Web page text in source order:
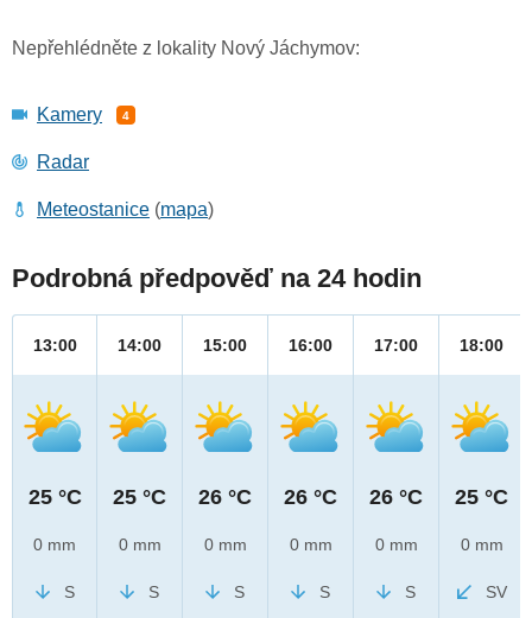
Nepřehlédněte z lokality Nový Jáchymov:
Kamery 4
Radar
Meteostanice (mapa)
Podrobná předpověď na 24 hodin
13:00
25 °C
0 mm
S
14:00
25 °C
0 mm
S
15:00
26 °C
0 mm
S
16:00
26 °C
0 mm
S
17:00
26 °C
0 mm
S
18:00
25 °C
0 mm
SV